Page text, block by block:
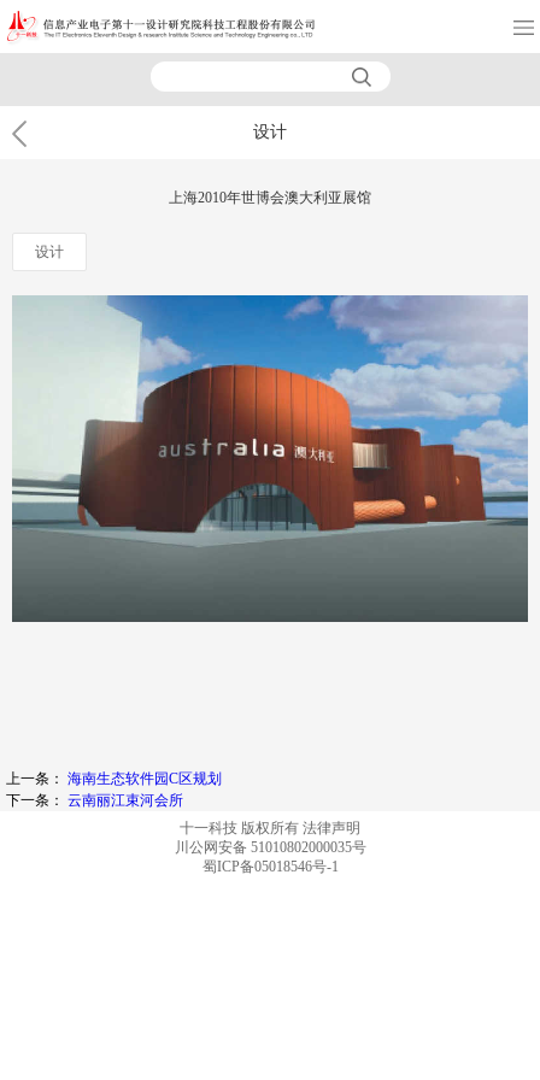
设计
上海2010年世博会澳大利亚展馆
设计
上一条： 海南生态软件园C区规划
下一条： 云南丽江束河会所
十一科技 版权所有 法律声明
川公网安备 51010802000035号
蜀ICP备05018546号-1